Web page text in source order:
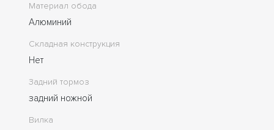
Материал обода
Алюминий
Складная конструкция
Нет
Задний тормоз
задний ножной
Вилка